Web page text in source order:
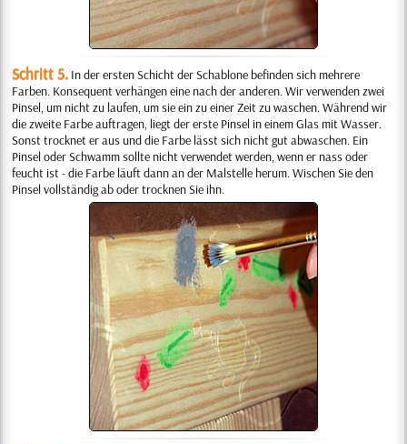
Schritt 5. In der ersten Schicht der Schablone befinden sich mehrere
Farben. Konsequent verhängen eine nach der anderen. Wir verwenden zwei
Pinsel, um nicht zu laufen, um sie ein zu einer Zeit zu waschen. Während wir
die zweite Farbe auftragen, liegt der erste Pinsel in einem Glas mit Wasser.
Sonst trocknet er aus und die Farbe lässt sich nicht gut abwaschen. Ein
Pinsel oder Schwamm sollte nicht verwendet werden, wenn er nass oder
feucht ist - die Farbe läuft dann an der Malstelle herum. Wischen Sie den
Pinsel vollständig ab oder trocknen Sie ihn.